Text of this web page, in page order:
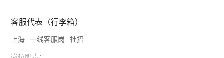
客服代表（行李箱）
上海 一线客服岗 社招